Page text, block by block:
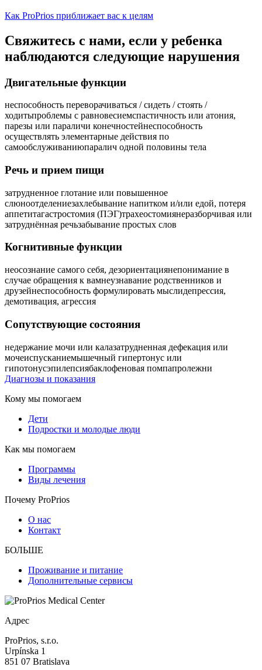
Как ProPrios приближает вас к целям
Свяжитесь с нами, если у ребенка
наблюдаются следующие нарушения
Двигательные функции
неспособность переворачиваться / сидеть / стоять /
ходитьпроблемы с равновесиемспастичность или атония,
парезы или параличи конечностейнеспособность
осуществлять элементарные действия по
самообслуживаниюпаралич одной половины тела
Речь и прием пищи
затрудненное глотание или повышенное
слюноотделениезахлебывание напитком и/или едой, потеря
аппетитагастростомия (ПЭГ)трахеостомиянеразборчивая или
затруднённая речьзабывание простых слов
Когнитивные функции
неосознание самого себя, дезориентациянепонимание в
случае обращения к вамнеузнавание родственников и
друзейнеспособность формулировать мыслидепрессия,
демотивация, агрессия
Сопутствующие состояния
недержание мочи или калазатрудненная дефекация или
мочеиспусканиемышечный гипертонус или
гипотонусэпилепсиябаклофеновая помпапролежни
Диагнозы и показания
Кому мы помогаем
Дети
Подростки и молодые люди
Как мы помогаем
Программы
Виды лечения
Почему ProPrios
О нас
Контакт
БОЛЬШЕ
Проживание и питание
Дополнительные сервисы
Адрес
ProPrios, s.r.o.
Urpínska 1
851 07 Bratislava